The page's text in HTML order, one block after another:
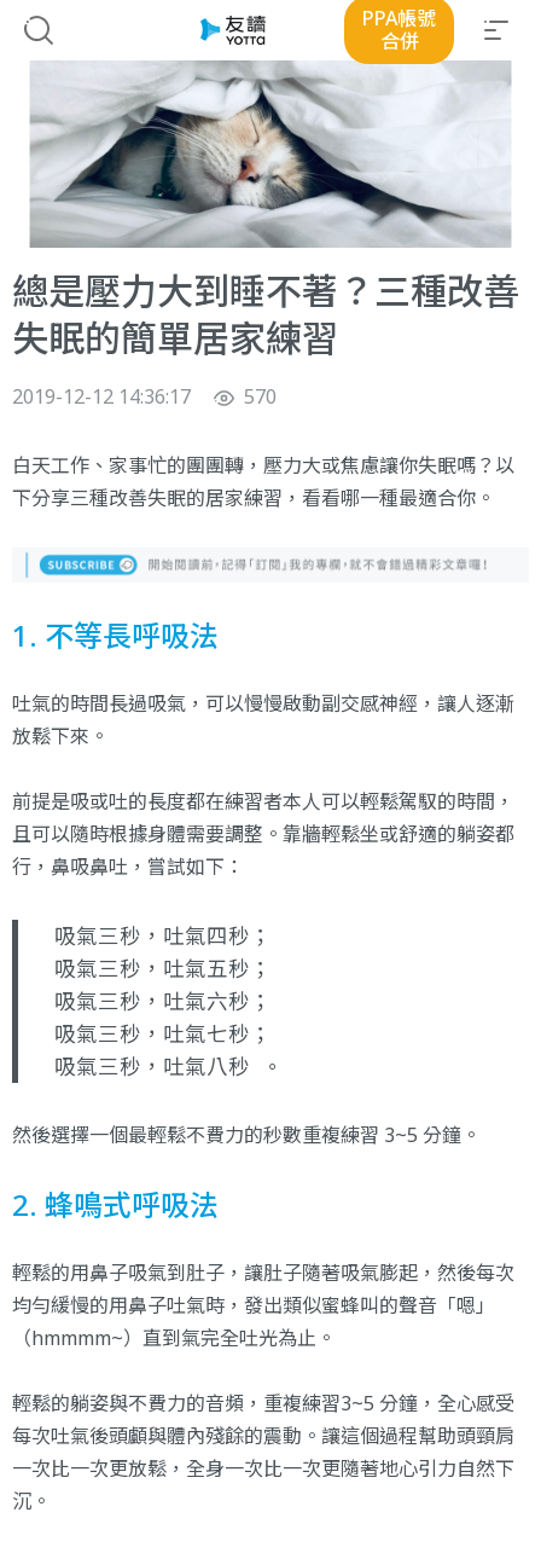
PPA帳號
合併
總是壓力大到睡不著？三種改善
失眠的簡單居家練習
2019-12-12 14:36:17 570
白天工作、家事忙的團團轉，壓力大或焦慮讓你失眠嗎？以
下分享三種改善失眠的居家練習，看看哪一種最適合你。
1. 不等長呼吸法
吐氣的時間長過吸氣，可以慢慢啟動副交感神經，讓人逐漸
放鬆下來。
前提是吸或吐的長度都在練習者本人可以輕鬆駕馭的時間，
且可以隨時根據身體需要調整。靠牆輕鬆坐或舒適的躺姿都
行，鼻吸鼻吐，嘗試如下：
吸氣三秒，吐氣四秒；
吸氣三秒，吐氣五秒；
吸氣三秒，吐氣六秒；
吸氣三秒，吐氣七秒；
吸氣三秒，吐氣八秒 。
然後選擇一個最輕鬆不費力的秒數重複練習 3~5 分鐘。
2. 蜂鳴式呼吸法
輕鬆的用鼻子吸氣到肚子，讓肚子隨著吸氣膨起，然後每次
均勻緩慢的用鼻子吐氣時，發出類似蜜蜂叫的聲音「嗯」
（hmmmm~）直到氣完全吐光為止。
輕鬆的躺姿與不費力的音頻，重複練習3~5 分鐘，全心感受
每次吐氣後頭顱與體內殘餘的震動。讓這個過程幫助頭頸肩
一次比一次更放鬆，全身一次比一次更隨著地心引力自然下
沉。